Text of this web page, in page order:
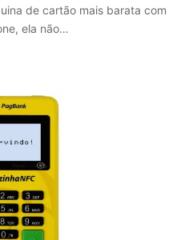
de cartão mais barata com
ela não…